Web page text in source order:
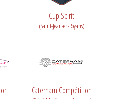
Cup Spirit
(Saint-Jean-en-Royans)
Caterham Compétition